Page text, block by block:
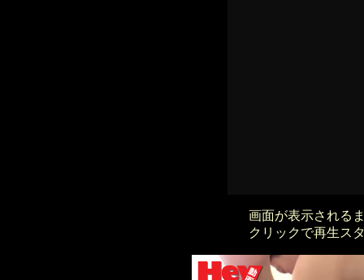
画面が表示される
クリックで再生ス